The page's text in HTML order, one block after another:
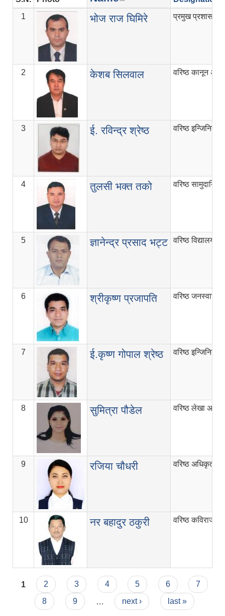
1
भोज राज घिमिरे प्रमुख
2 केशब सिलवाल वरिष्ठ कानून
3 ई. रविन्द्र श्रेष्ठ वरिष्ठ इन्जिनियर
4 तुलसी भक्त तको वरिष्ठ
5 ज्ञानेन्द्र प्रसाद भट्ट वरिष्ठ विद्यालय
6 श्रीकृष्ण प्रजापति वरिष्ठ
7 ई.कृष्ण गोपाल श्रेष्ठ वरिष्ठ इन्जिनियर
8 सुमित्रा पौडेल वरिष्ठ लेखा
9 रजिया चौधरी वरिष्ठ अधिकृत
10 नर बहादुर ठकुरी वरिष्ठ कविराज
Pages
1 2 3 4 5 6
7
8
9 next › last »